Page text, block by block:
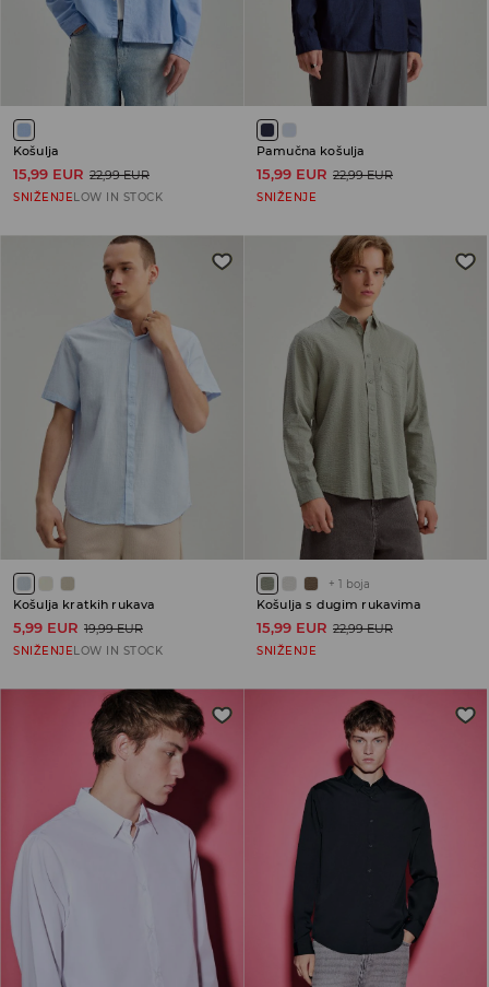
Košulja
15,99 EUR 22,99 EUR
SNIŽENJE LOW IN STOCK
Pamučna košulja
15,99 EUR 22,99 EUR
SNIŽENJE
Košulja kratkih rukava
5,99 EUR 19,99 EUR
SNIŽENJELOW IN STOCK
+ 1 boja
Košulja s dugim rukavima
15,99 EUR 22,99 EUR
SNIŽENJE